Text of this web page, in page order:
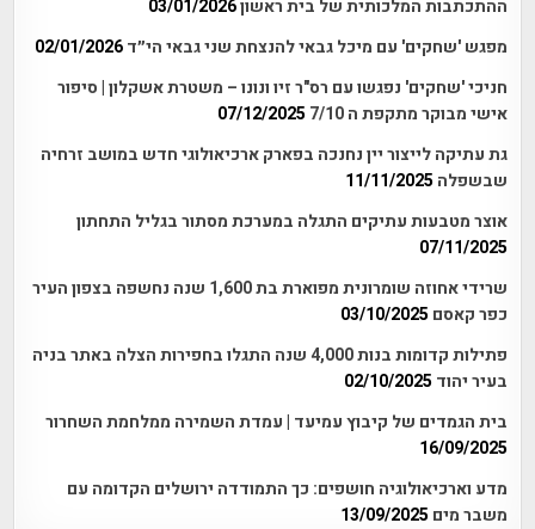
ההתכתבות המלכותית של בית ראשון03/01/2026
מפגש 'שחקים' עם מיכל גבאי להנצחת שני גבאי הי״ד 02/01/2026
חניכי 'שחקים' נפגשו עם רס"ר זיו ונונו – משטרת אשקלון | סיפור
אישי מבוקר מתקפת ה 7/10
07/12/2025
גת עתיקה לייצור יין נחנכה בפארק ארכיאולוגי חדש במושב זרחיה
שבשפלה 11/11/2025
אוצר מטבעות עתיקים התגלה במערכת מסתור בגליל התחתון
07/11/2025
שרידי אחוזה שומרונית מפוארת בת 1,600 שנה נחשפה בצפון העיר
כפר קאסם 03/10/2025
פתילות קדומות בנות 4,000 שנה התגלו בחפירות הצלה באתר בניה
בעיר יהוד 02/10/2025
בית הגמדים של קיבוץ עמיעד | עמדת השמירה ממלחמת השחרור
16/09/2025
מדע וארכיאולוגיה חושפים: כך התמודדה ירושלים הקדומה עם
משבר מים 13/09/2025